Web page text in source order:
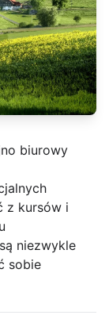
biurowy
z kursów i
niezwykle
sobie